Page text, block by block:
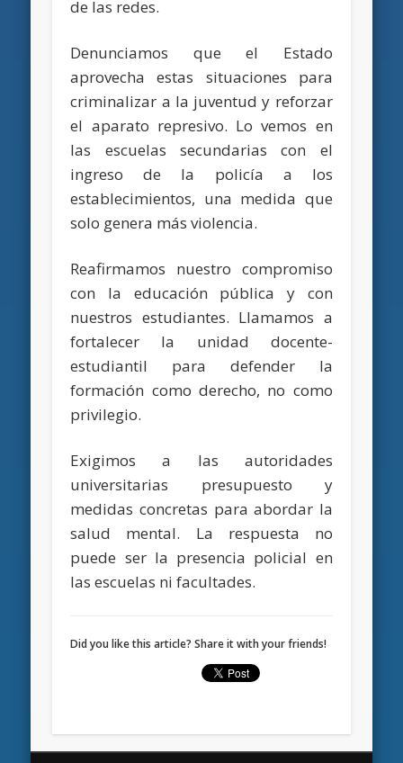
de las redes.
Denunciamos que el Estado
aprovecha estas situaciones para
criminalizar a la juventud y reforzar
el aparato represivo. Lo vemos en
las escuelas secundarias con el
ingreso de la policía a los
establecimientos, una medida que
solo genera más violencia.
Reafirmamos nuestro compromiso
con la educación pública y con
nuestros estudiantes. Llamamos a
fortalecer la unidad docente-
estudiantil para defender la
formación como derecho, no como
privilegio.
Exigimos a las autoridades
universitarias presupuesto y
medidas concretas para abordar la
salud mental. La respuesta no
puede ser la presencia policial en
las escuelas ni facultades.
Did you like this article? Share it with your friends!